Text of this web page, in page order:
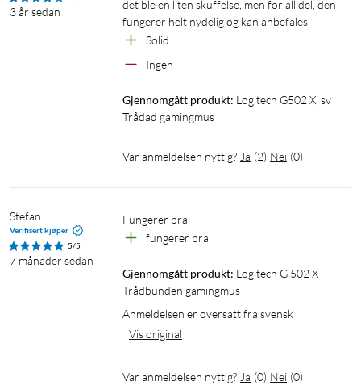
3 år sedan
det ble en liten skuffelse, men for all del, den
fungerer helt nydelig og kan anbefales
Solid
Ingen
Gjennomgått produkt: Logitech G502 X, sv
Trådad gamingmus
Var anmeldelsen nyttig? Ja (2) Nei (0)
Stefan
Verifisert kjøper
5/5
7 månader sedan
fungerer bra
fungerer bra
Gjennomgått produkt: Logitech G 502 X
Trådbunden gamingmus
Anmeldelsen er oversatt fra svensk
Vis original
Var anmeldelsen nyttig? Ja (0) Nei (0)